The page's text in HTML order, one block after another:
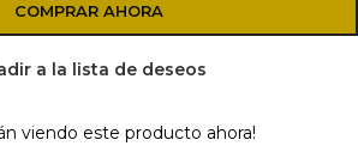
COMPRAR AHORA
a la lista de deseos
viendo este producto ahora!